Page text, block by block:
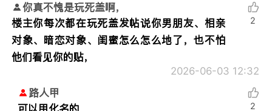
你真不愧是玩死盖啊，
楼主你每次都在玩死盖发帖说你男朋友、相亲
对象、暗恋对象、闺蜜怎么怎么地了，也不怕
他们看见你的贴，
2026-06-03 12:32
2
路人甲
可以用化名的
2